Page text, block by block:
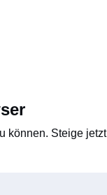
können. Steige jetzt